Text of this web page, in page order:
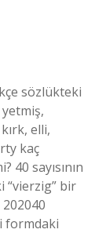
sözlükteki
elli,
kaç
40 sayısının
“vierzig” bir
formdaki